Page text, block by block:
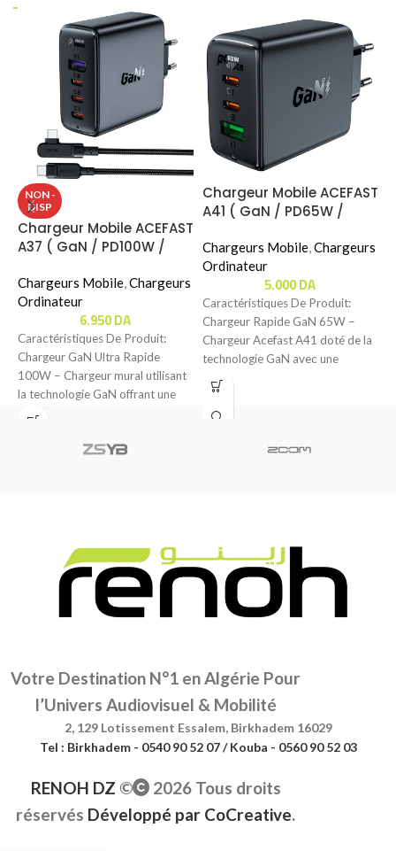
NON -
DISP
Chargeur Mobile ACEFAST
A37 ( GaN / PD100W /
Chargeurs Mobile,Chargeurs
Ordinateur
6.950DA
Caractéristiques De Produit:
Chargeur GaN Ultra Rapide
100W – Chargeur mural utilisant
la technologie GaN offrant une
puissance maximale de
Chargeur Mobile ACEFAST
A41 ( GaN / PD65W /
Chargeurs Mobile,Chargeurs
Ordinateur
5.000DA
Caractéristiques De Produit:
Chargeur Rapide GaN 65W –
Chargeur Acefast A41 doté de la
technologie GaN avec une
puissance maximale
Votre Destination N°1 en Algérie Pour
l’Univers Audiovisuel & Mobilité
2, 129 Lotissement Essalem, Birkhadem 16029
Tel : Birkhadem - 0540 90 52 07 / Kouba - 0560 90 52 03
RENOH DZ ©
2026 Tous droits
réservés Développé par CoCreative.